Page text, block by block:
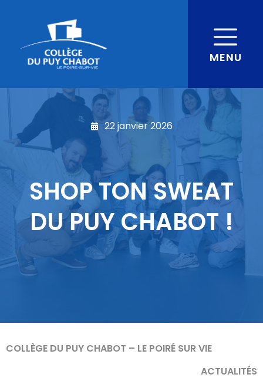
MENU
22 janvier 2026
SHOP TON SWEAT
DU PUY CHABOT !
COLLÈGE DU PUY CHABOT – LE POIRÉ SUR VIE
ACTUALITÉS